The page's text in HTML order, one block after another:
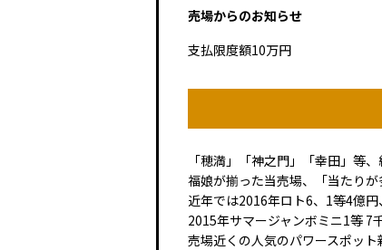
売場からのお知らせ
支払限度額10万円
「穂満」「神之門」「幸田」等
福娘が揃った当売場、「当たりが
近年では2016年ロト6、1等4億円、
2015年サマージャンボミニ1等 7
売場近くの人気のパワースポッ